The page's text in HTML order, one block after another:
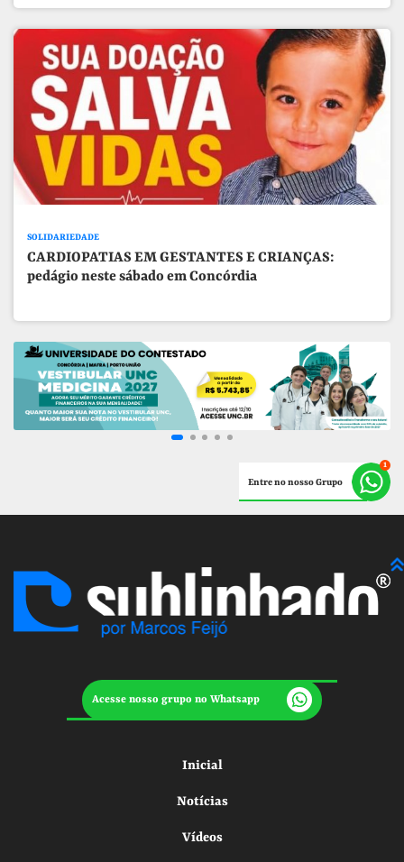
SOLIDARIEDADE
CARDIOPATIAS EM GESTANTES E CRIANÇAS:
pedágio neste sábado em Concórdia
Entre no nosso Grupo
Acesse nosso grupo no Whatsapp
Inicial
Notícias
Vídeos